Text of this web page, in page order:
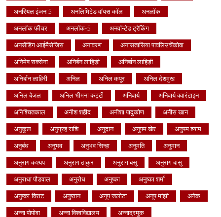
अनरियल इंजन 5 अनलिमिटेड वॉयस कॉल अनलॉक
अनलॉक फीचर अनलॉक-5 अनवॉन्टेड ट्रैकिंग
अनसेंडिंग आईमैसेजिस अनावरण अनासतासिया पावलिउचेंकोवा
अनिमेष सक्सेना अनिर्बन लाहिड़ी अनिर्बान लाहिड़ी
अनिर्बान लाहिरी अनिल अनिल कपूर अनिल देशमुख
अनिल बैजल अनिल भीमना कट्टी अनिवार्य अनिवार्य क्वारंटाइन
अनिश्चितकाल अनीश शहीद अनीशा पादुकोण अनीस खान
अनुकूल अनुग्रह राशि अनुदान अनुपम खेर अनुपम श्याम
अनुबंध अनुभव अनुभव सिन्हा अनुमति अनुमान
अनुराग कश्यप अनुराग ठाकुर अनुराग बसु अनुराग बासु
अनुराधा पौडवाल अनुरोध अनुष्का अनुष्का शर्मा
अनुष्का-विराट अनुष्ठान अनूप जलोटा अनूप मांझी अनेक
अन्ना पोपोवा अन्ना विश्वविद्यालय अन्नाद्रमुक